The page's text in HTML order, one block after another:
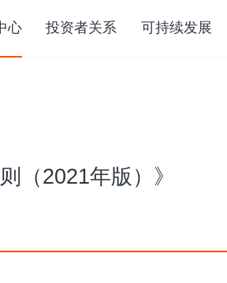
心 投资者关系 可持续发展
（2021年版）》